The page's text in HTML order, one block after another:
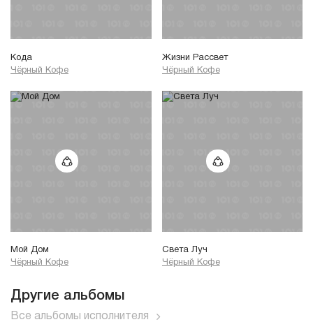
Кода
Чёрный Кофе
Жизни Рассвет
Чёрный Кофе
Мой Дом
Чёрный Кофе
Света Луч
Чёрный Кофе
Другие альбомы
Все альбомы исполнителя